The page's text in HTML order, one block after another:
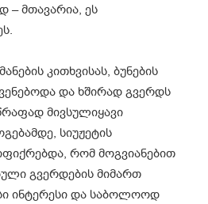
– მთავარია, ეს
კითხვისას, ბუნების
და ხშირად გვერდს
მივსულიყავი
სიუჟეტის
რომ მოგვიანებით
გვერდების მიმართ
ინტერესი და საბოლოოდ